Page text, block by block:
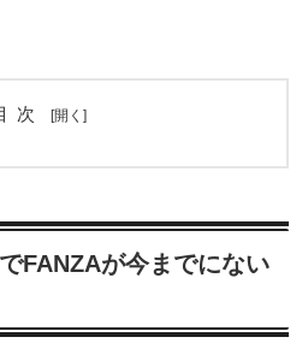
次
FANZAが今までにない